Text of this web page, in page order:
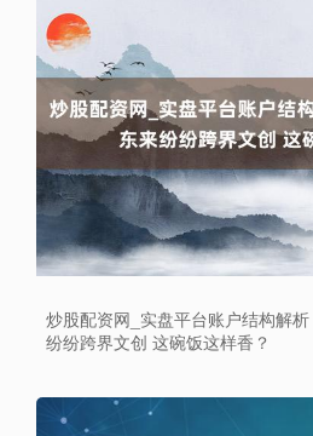
炒股配资网_实盘平台账户结构解
纷纷跨界文创 这碗饭这样香？